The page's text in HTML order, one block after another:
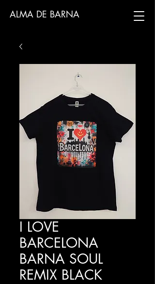
ALMA DE BARNA
I LOVE
BARCELONA
BARNA SOUL
REMIX BLACK